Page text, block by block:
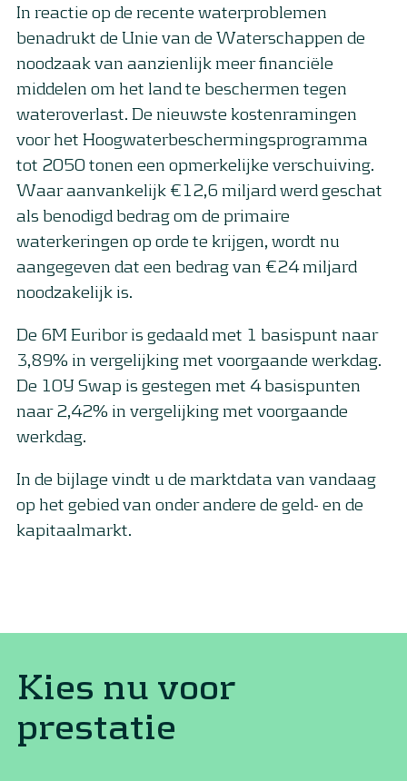
In reactie op de recente waterproblemen
benadrukt de Unie van de Waterschappen de
noodzaak van aanzienlijk meer financiële
middelen om het land te beschermen tegen
wateroverlast. De nieuwste kostenramingen
voor het Hoogwaterbeschermingsprogramma
tot 2050 tonen een opmerkelijke verschuiving.
Waar aanvankelijk €12,6 miljard werd geschat
als benodigd bedrag om de primaire
waterkeringen op orde te krijgen, wordt nu
aangegeven dat een bedrag van €24 miljard
noodzakelijk is.
De 6M Euribor is gedaald met 1 basispunt naar
3,89% in vergelijking met voorgaande werkdag.
De 10Y Swap is gestegen met 4 basispunten
naar 2,42% in vergelijking met voorgaande
werkdag.
In de bijlage vindt u de marktdata van vandaag
op het gebied van onder andere de geld- en de
kapitaalmarkt.
Kies nu voor
prestatie